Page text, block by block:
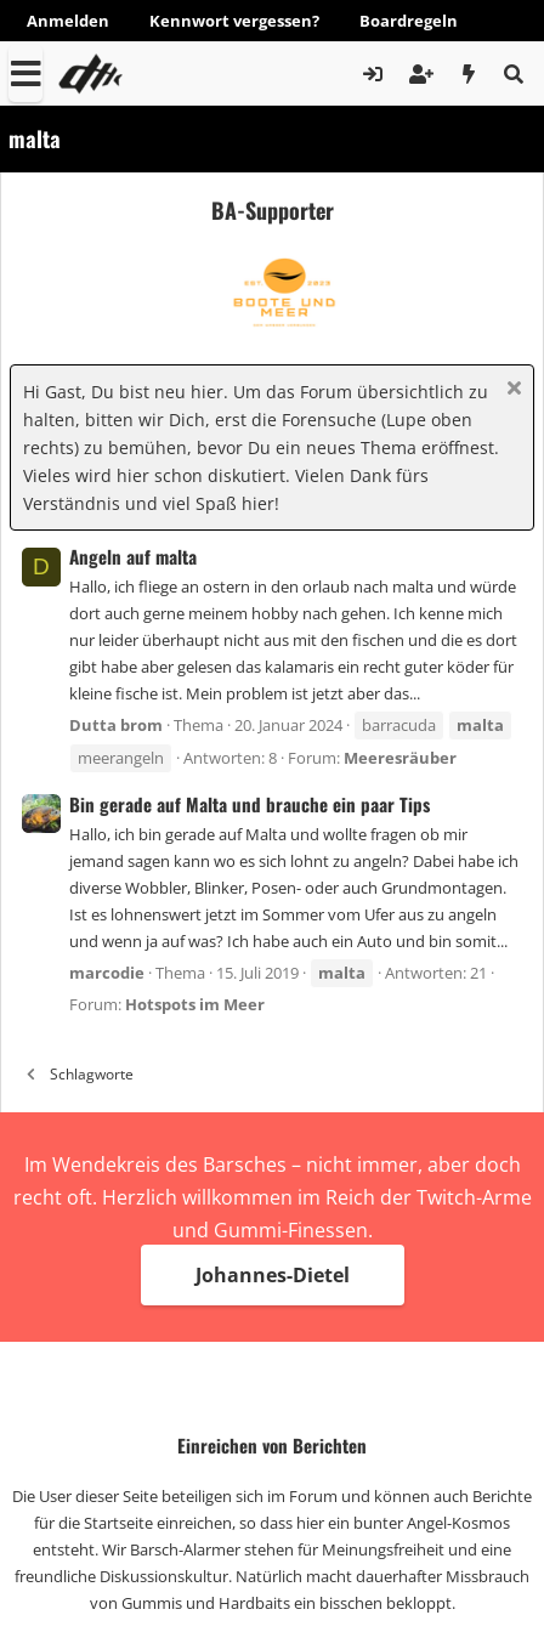
Anmelden Kennwort vergessen? Boardregeln
malta
BA-Supporter
Hi Gast, Du bist neu hier. Um das Forum übersichtlich zu
halten, bitten wir Dich, erst die Forensuche (Lupe oben
rechts) zu bemühen, bevor Du ein neues Thema eröffnest.
Vieles wird hier schon diskutiert. Vielen Dank fürs
Verständnis und viel Spaß hier!
D Angeln auf malta
Hallo, ich fliege an ostern in den orlaub nach malta und würde
dort auch gerne meinem hobby nach gehen. Ich kenne mich
nur leider überhaupt nicht aus mit den fischen und die es dort
gibt habe aber gelesen das kalamaris ein recht guter köder für
kleine fische ist. Mein problem ist jetzt aber das...
Dutta brom Thema 20. Januar 2024 barracuda
malta
meerangeln
Antworten: 8 Forum: Meeresräuber
Bin gerade auf Malta und brauche ein paar Tips
Hallo, ich bin gerade auf Malta und wollte fragen ob mir
jemand sagen kann wo es sich lohnt zu angeln? Dabei habe ich
diverse Wobbler, Blinker, Posen- oder auch Grundmontagen.
Ist es lohnenswert jetzt im Sommer vom Ufer aus zu angeln
und wenn ja auf was? Ich habe auch ein Auto und bin somit...
marcodie Thema 15. Juli 2019 malta
Antworten: 21
Forum: Hotspots im Meer
Schlagworte
Im Wendekreis des Barsches – nicht immer, aber doch
recht oft. Herzlich willkommen im Reich der Twitch-Arme
und Gummi-Finessen.
Johannes-Dietel
Einreichen von Berichten
Die User dieser Seite beteiligen sich im Forum und können auch Berichte
für die Startseite einreichen, so dass hier ein bunter Angel-Kosmos
entsteht. Wir Barsch-Alarmer stehen für Meinungsfreiheit und eine
freundliche Diskussionskultur. Natürlich macht dauerhafter Missbrauch
von Gummis und Hardbaits ein bisschen bekloppt.